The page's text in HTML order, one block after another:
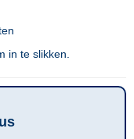
in te slikken.